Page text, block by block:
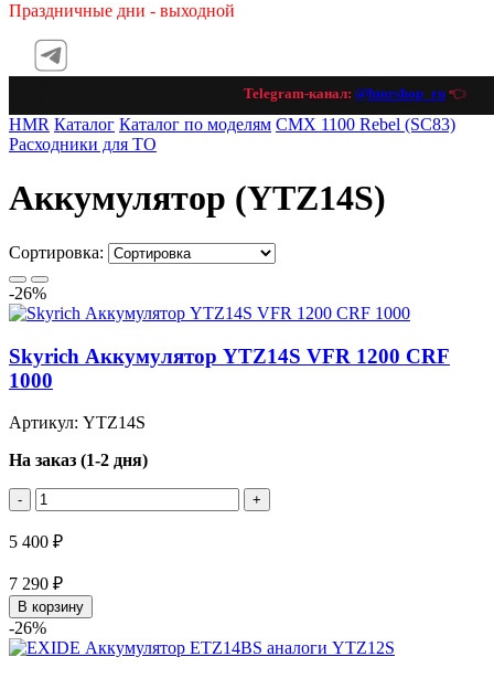
Праздничные дни - выходной
Telegram-канал:@hmrshop_ru👈
HMR Каталог Каталог по моделям CMX 1100 Rebel (SC83)
Расходники для ТО
Аккумулятор (YTZ14S)
Сортировка:
-26%
Skyrich Аккумулятор YTZ14S VFR 1200 CRF
1000
Артикул: YTZ14S
На заказ (1-2 дня)
- +
5 400 ₽
7 290 ₽
В корзину
-26%